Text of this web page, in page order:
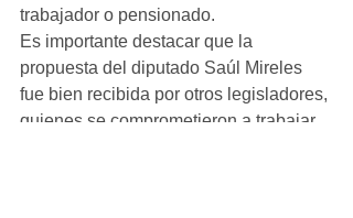
trabajador o pensionado.
Es importante destacar que la
propuesta del diputado Saúl Mireles
fue bien recibida por otros legisladores,
quienes se comprometieron a trabajar